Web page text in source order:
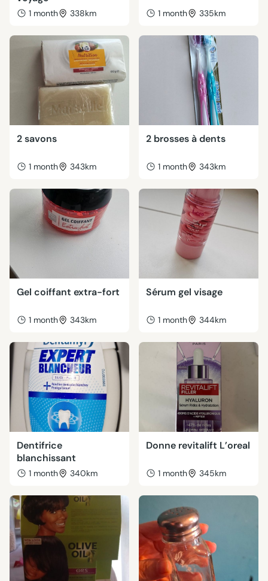
1 month 338km 1 month 335km
2 savons
1 month 343km
2 brosses à dents
1 month 343km
Gel coiffant extra-fort
1 month 343km
Sérum gel visage
1 month 344km
Dentifrice
blanchissant
1 month 340km
Donne revitalift L’oreal
1 month 345km